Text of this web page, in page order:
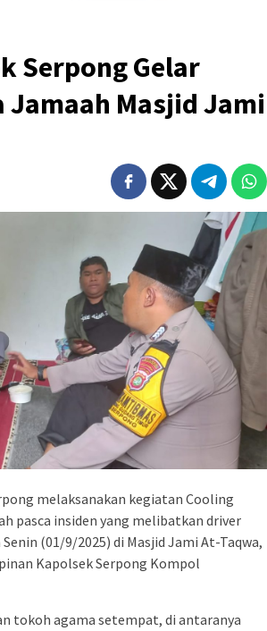
Serpong Gelar
Jamaah Masjid Jami
melaksanakan kegiatan Cooling
pasca insiden yang melibatkan driver
(01/9/2025) di Masjid Jami At-Taqwa,
Kapolsek Serpong Kompol
tokoh agama setempat, di antaranya